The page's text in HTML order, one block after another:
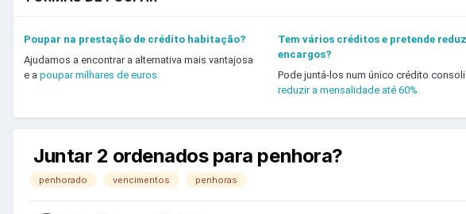
Poupar na prestação de crédito habitação?
Ajudamos a encontrar a alternativa mais vantajosa
e a poupar milhares de euros.
Tem vários créditos e pretende
encargos?
Pode juntá-los num único crédito
reduzir a mensalidade até 60%.
Juntar 2 ordenados para penhora?
penhorado vencimentos penhoras